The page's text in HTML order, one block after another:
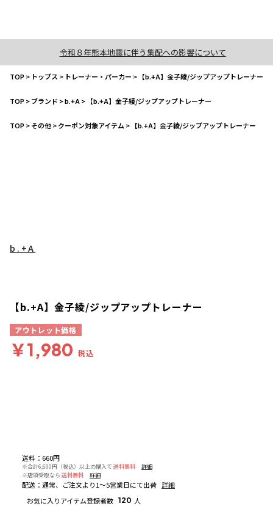
令和８年熊本地震に伴う集配への影響について
TOP> トップス > トレーナー・パーカー > 【b.+A】金子綾/ジップアップトレーナー
TOP>ブランド >b.+A> 【b.+A】金子綾/ジップアップトレーナー
TOP>その他>クーポン対象アイテム > 【b.+A】金子綾/ジップアップトレーナー
送料 ： 660円
※合計6,600円（税込）以上の購入で 送料無料
詳細
※店頭受取なら 送料無料 詳細
配送 ： 通常、ご注文より1～5営業日にて出荷 詳細
お気に入りアイテム登録者数 120 人
b.+A
【b.+A】金子綾/ジップアップトレーナー
アウトレット価格
￥1,980 税込